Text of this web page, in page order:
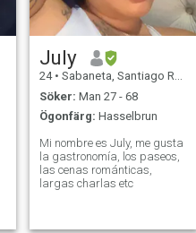
July
24 • Sabaneta, Santiago Rodríguez, Dominikanska Rep.
Söker: Man 27 - 68
Ögonfärg: Hasselbrun
Mi nombre es July, me gusta
la gastronomía, los paseos,
las cenas románticas,
largas charlas etc